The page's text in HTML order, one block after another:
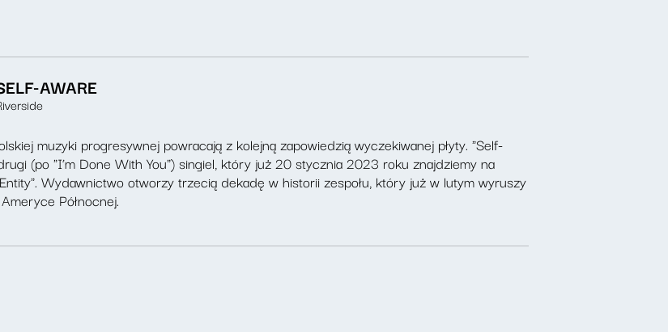
AWARE
muzyki progresywnej powracają z kolejną zapowiedzią wyczekiwanej płyty. "Self-
(po "I’m Done With You") singiel, który już 20 stycznia 2023 roku znajdziemy na
Wydawnictwo otworzy trzecią dekadę w historii zespołu, który już w lutym wyruszy
Północnej.